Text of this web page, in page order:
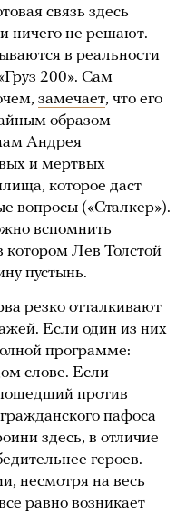
связь здесь
ничего не решают.
в реальности
200». Сам
замечает, что его
образом
Андрея
и мертвых
которое даст
вопросы («Сталкер»).
вспомнить
котором Лев Толстой
пустынь.
резко отталкивают
Если один из них
программе:
слове. Если
против
пафоса
здесь, в отличие
героев.
несмотря на весь
равно возникает